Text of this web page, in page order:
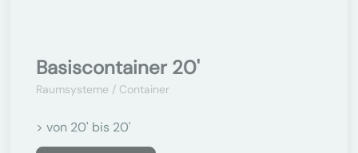
Basiscontainer 20'
Raumsysteme / Container
> von 20' bis 20'